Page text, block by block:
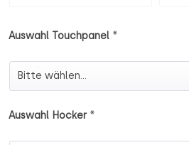
Auswahl Touchpanel *
Auswahl Touchpanel
Auswahl Hocker*